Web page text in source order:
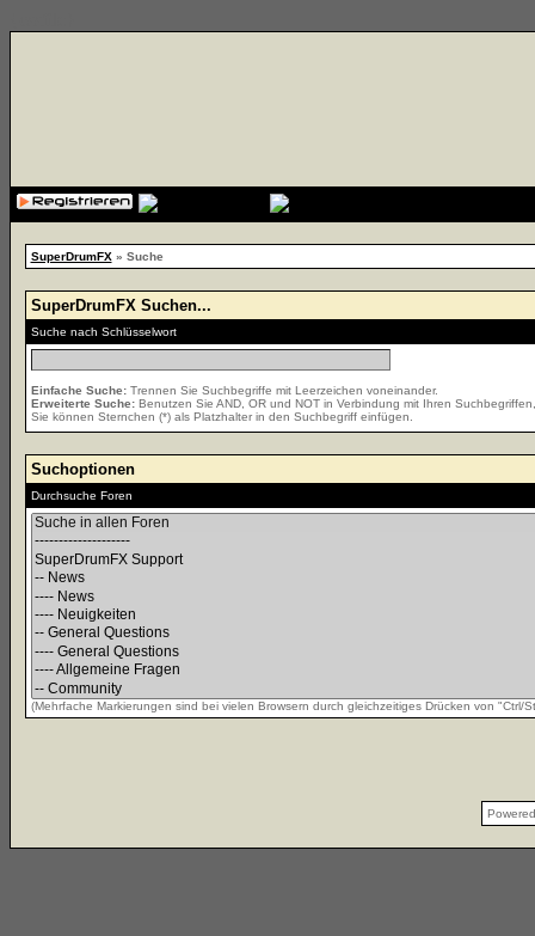
SuperDrumFX» Suche
SuperDrumFX Suchen...
Suche nach Schlüsselwort
Einfache Suche:Trennen Sie Suchbegriffe mit Leerzeichen voneinander.
Erweiterte Suche:Benutzen Sie AND, OR und NOT in Verbindung mit Ihren
Sie können Sternchen (*) als Platzhalter in den Suchbegriff einfügen.
Suchoptionen
Durchsuche Foren
(Mehrfache Markierungen sind bei vielen Browsern durch gleichzeitiges Drücken von "Ctrl/